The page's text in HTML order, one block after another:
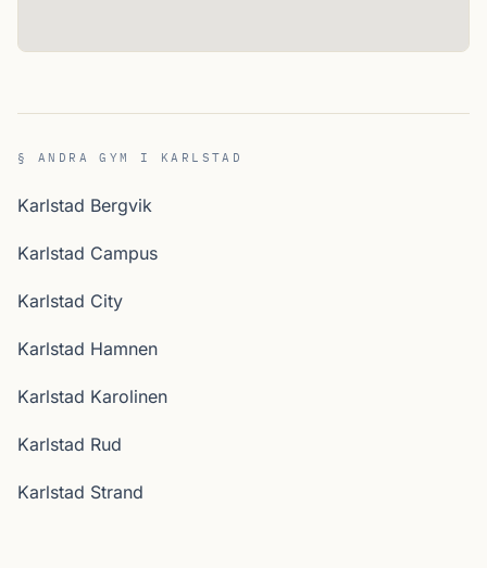
§ ANDRA GYM I KARLSTAD
Karlstad Bergvik
Karlstad Campus
Karlstad City
Karlstad Hamnen
Karlstad Karolinen
Karlstad Rud
Karlstad Strand